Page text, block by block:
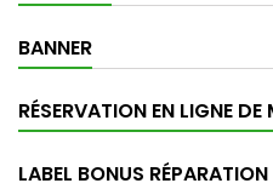
BANNER
RÉSERVATION EN LIGNE
LABEL BONUS RÉPARATION